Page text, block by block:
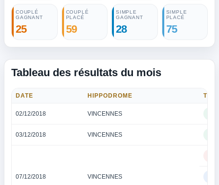
COUPLÉ
GAGNANT
25
COUPLÉ
PLACÉ
59
SIMPLE
GAGNANT
28
SIMPLE
PLACÉ
75
Tableau des résultats du mois
DATE HIPPODROME
02/12/2018 VINCENNES
03/12/2018 VINCENNES
07/12/2018 VINCENNES